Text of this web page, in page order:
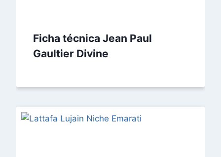
Ficha técnica Jean Paul
Gaultier Divine